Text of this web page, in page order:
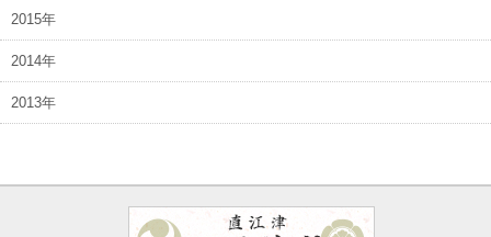
2015年
2014年
2013年